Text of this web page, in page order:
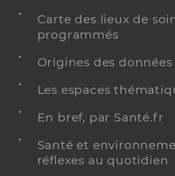
Carte des lieux de
programmés
Origines des
Les espaces
En bref, par Santé.fr
Santé et
réflexes au quotidien